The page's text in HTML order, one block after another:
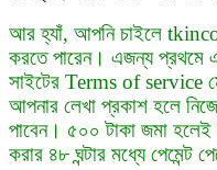
আর হ্যাঁ, আপনি চাইলে
করতে পারেন। এজন্য প্রথমে
সাইটের Terms of service
আপনার লেখা প্রকাশ হলে
পাবেন। ৫০০ টাকা জমা
করার ৪৮ ঘন্টার মধ্যে পেমেন্ট